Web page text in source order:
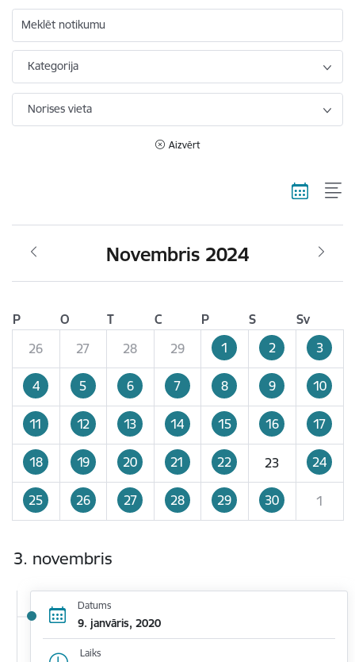
Meklēt notikumu
Kategorija
Norises vieta
Aizvērt
Novembris 2024
P O T C P S
Sv
26
27 28 29 1 2 3
4 5 6 7 8 9 10
11 12 13 14 15 16 17
18 19 20 21 22 23 24
25 26 27 28 29 30 1
3. novembris
Datums
9. janvāris, 2020
Laiks